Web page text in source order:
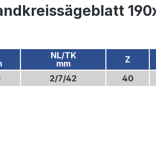
NL/TK
mm
Z
2/7/42 40